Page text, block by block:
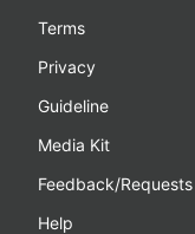
Terms
Privacy
Guideline
Media Kit
Feedback/Requests
Help